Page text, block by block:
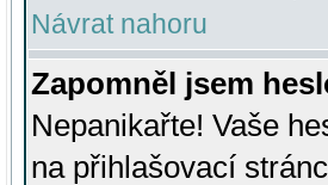
Návrat nahoru
Zapomněl jsem
Nepanikařte! Vaše
na přihlašovací